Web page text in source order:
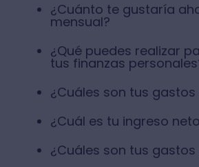
¿Cuánto te gustaría
mensual?
¿Qué puedes realizar
tus finanzas
¿Cuáles son tus gastos
¿Cuál es tu ingreso
¿Cuáles son tus